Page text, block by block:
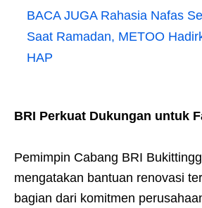
BACA JUGA Rahasia Nafas
Saat Ramadan, METOO
HAP
BRI Perkuat Dukungan untuk
Pemimpin Cabang BRI
mengatakan bantuan renovasi
bagian dari komitmen